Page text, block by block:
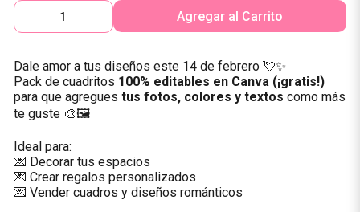
Agregar al Carrito
Dale amor a tus diseños este 14 de febrero 💘✨
Pack de cuadritos 100% editables en Canva (¡gratis!)
para que agregues tus fotos, colores y textos como más
te guste 🎨🖼️
Ideal para:
💌 Decorar tus espacios
💌 Crear regalos personalizados
💌 Vender cuadros y diseños románticos